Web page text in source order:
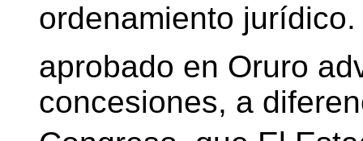
ordenamiento
aprobado en Oruro
concesiones, a